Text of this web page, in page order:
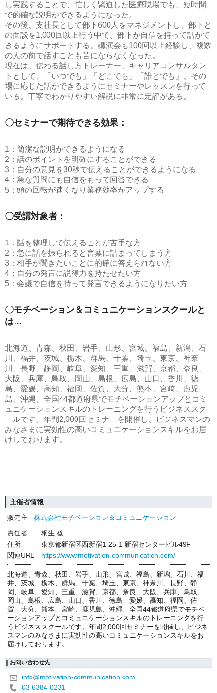
し実践することで、忙しく緊迫した医療現場でも、短時間
で的確な説明ができるようになった。
その後、支社長として部下600人をマネジメントし、部下と
の面談を1,000回以上行う中で、部下が自信を持って話がで
きるようにサポートする。講演会も100回以上経験し、複数
の人の前で話すことも苦にならなくなった。
現在は、伝わる話し方トレーナー、キャリアコンサルタン
トとして、「いつでも」「どこでも」「誰とでも」、その
場に応じた話ができるようにセミナーやレッスンを行って
いる。丁寧でわかりやすい解説に非常に定評がある。
〇セミナーで期待できる効果：
1：簡潔な説明ができるようになる
2：話のポイントを明確にすることができる
3：自分の意見を30秒で伝えることができるようになる
4：急な質問にも自信をもって回答できる
5：頭の回転が速くなり業務効率がアップする
〇受講対象者：
1：話を整理して伝えることが苦手な方
2：急に話を振られると言葉に詰まってしまう方
3：相手が聞きたいことに的確に答えられない方
4：自分の発言に説得力を持たせたい方
5：会議で自信を持って発言できるようになりたい方
〇モチベーション＆コミュニケーションスクールと
は…
北海道、青森、秋田、岩手、山形、宮城、福島、新潟、石
川、福井、茨城、栃木、群馬、千葉、埼玉、東京、神奈
川、長野、静岡、岐阜、愛知、三重、滋賀、京都、奈良、
大阪、兵庫、鳥取、岡山、島根、広島、山口、香川、徳
島、愛媛、高知、福岡、佐賀、大分、熊本、宮崎、鹿児
島、沖縄、全国44都道府県でモチベーションアップとコミ
ュニケーションスキルのトレーニングを行うビジネススク
ールです。年間2,000回セミナーを開催し、ビジネスマンの
みなさまに実効性の高いコミュニケーションスキルをお届
けしております。
主催者情報
販売主
株式会社モチベーション＆コミュニケーション
責任者
桐生 稔
住所
東京都新宿区西新宿1-25-1 新宿センタービル49F
関連URL
https://www.motivation-communication.com/
北海道、青森、秋田、岩手、山形、宮城、福島、新潟、石川、福
井、茨城、栃木、群馬、千葉、埼玉、東京、神奈川、長野、静
岡、岐阜、愛知、三重、滋賀、京都、奈良、大阪、兵庫、鳥取、
岡山、島根、広島、山口、香川、徳島、愛媛、高知、福岡、佐
賀、大分、熊本、宮崎、鹿児島、沖縄、全国44都道府県でモチベ
ーションアップとコミュニケーションスキルのトレーニングを行
うビジネススクールです。年間2,000回セミナーを開催し、ビジネ
スマンのみなさまに実効性の高いコミュニケーションスキルをお
届けしております。
お問い合わせ先
info@motivation-communication.com
03-6384-0231